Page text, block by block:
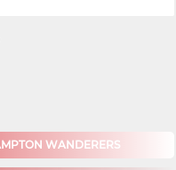
WANDERERS